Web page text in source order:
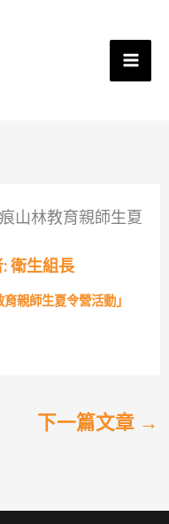
山林教育親師生夏
衛生組長
親師生夏令營活動」
下一篇文章 →